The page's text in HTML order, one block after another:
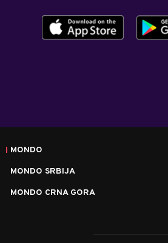
MONDO
MONDO SRBIJA
MONDO CRNA GORA